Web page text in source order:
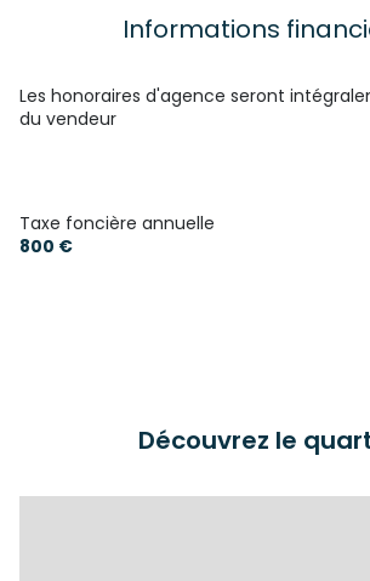
Chauffage individuel : convecteur
1 niveau(x)
Informations
Les honoraires d'agence seront
du vendeur
Taxe foncière annuelle
800 €
Découvrez le